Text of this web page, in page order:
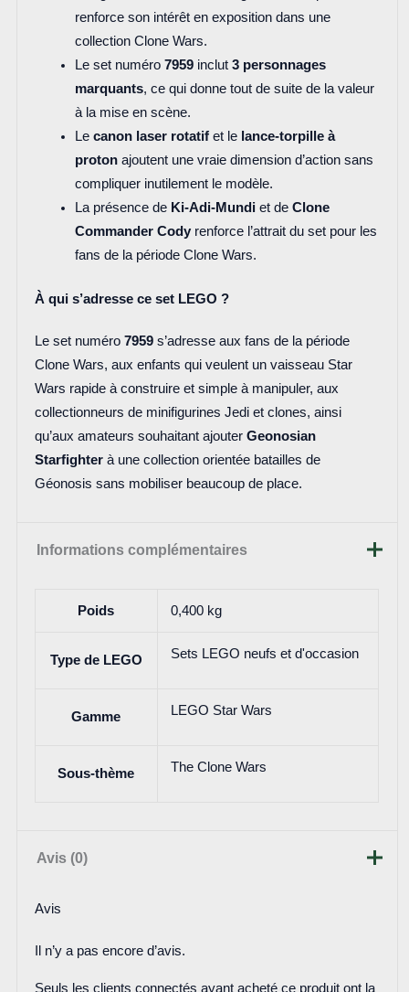
renforce son intérêt en exposition dans une
collection Clone Wars.
Le set numéro 7959inclut 3 personnages
marquants, ce qui donne tout de suite de la valeur
à la mise en scène.
Le canon laser rotatifet le lance-torpille à
protonajoutent une vraie dimension d’action sans
compliquer inutilement le modèle.
La présence de Ki-Adi-Mundiet de Clone
Commander Codyrenforce l’attrait du set pour les
fans de la période Clone Wars.
À qui s’adresse ce set LEGO ?
Le set numéro 7959s’adresse aux fans de la période
Clone Wars, aux enfants qui veulent un vaisseau Star
Wars rapide à construire et simple à manipuler, aux
collectionneurs de minifigurines Jedi et clones, ainsi
qu’aux amateurs souhaitant ajouter Geonosian
Starfighterà une collection orientée batailles de
Géonosis sans mobiliser beaucoup de place.
Informations complémentaires
Poids 0,400 kg
Type de LEGO Sets LEGO neufs et d'occasion
Gamme LEGO Star Wars
Sous-thème The Clone Wars
Avis (0)
Avis
Il n’y a pas encore d’avis.
Seuls les clients connectés ayant acheté ce produit ont la